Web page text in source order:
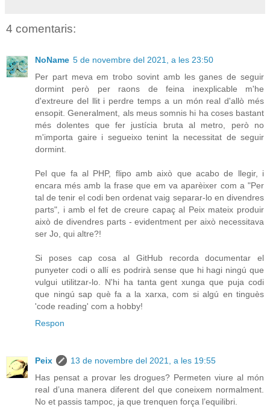
4 comentaris:
NoName 5 de novembre del 2021, a les 23:50
Per part meva em trobo sovint amb les ganes de seguir
dormint però per raons de feina inexplicable m'he
d'extreure del llit i perdre temps a un món real d'allò més
ensopit. Generalment, als meus somnis hi ha coses bastant
més dolentes que fer justícia bruta al metro, però no
m'importa gaire i segueixo tenint la necessitat de seguir
dormint.
Pel que fa al PHP, flipo amb això que acabo de llegir, i
encara més amb la frase que em va aparèixer com a "Per
tal de tenir el codi ben ordenat vaig separar-lo en divendres
parts", i amb el fet de creure capaç al Peix mateix produir
això de divendres parts - evidentment per això necessitava
ser Jo, qui altre?!
Si poses cap cosa al GitHub recorda documentar el
punyeter codi o allí es podrirà sense que hi hagi ningú que
vulgui utilitzar-lo. N'hi ha tanta gent xunga que puja codi
que ningú sap què fa a la xarxa, com si algú en tinguès
'code reading' com a hobby!
Respon
Peix
13 de novembre del 2021, a les 19:55
Has pensat a provar les drogues? Permeten viure al món
real d’una manera diferent del que coneixem normalment.
No et passis tampoc, ja que trenquen força l’equilibri.